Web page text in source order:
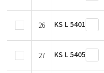
26 KS L 5401
27 KS L 5405